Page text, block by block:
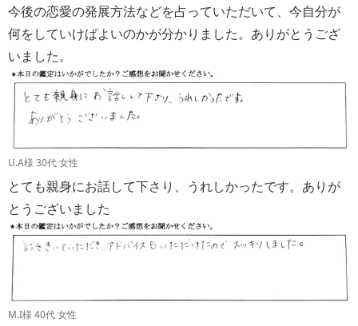
今後の恋愛の発展方法などを占っていただいて、今自分が
何をしていけばよいのかが分かりました。ありがとうござ
いました。
U.A様 30代 女性
とても親身にお話して下さり、うれしかったです。ありが
とうございました
M.I様 40代 女性